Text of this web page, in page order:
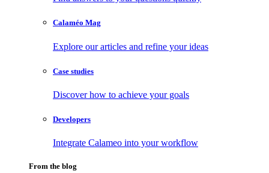
Calaméo Mag
Explore our articles and refine your ideas
Case studies
Discover how to achieve your goals
Developers
Integrate Calameo into your workflow
From the blog